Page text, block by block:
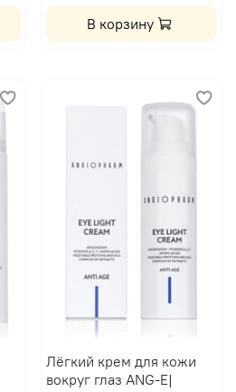
В корзину
Лёгкий крем для кожи
вокруг глаз ANG-E|